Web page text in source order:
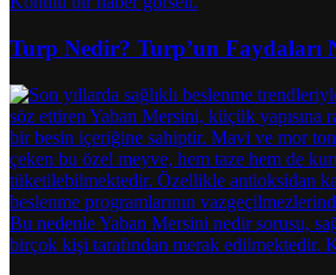
Turp Nedir? Turp’un Faydaları